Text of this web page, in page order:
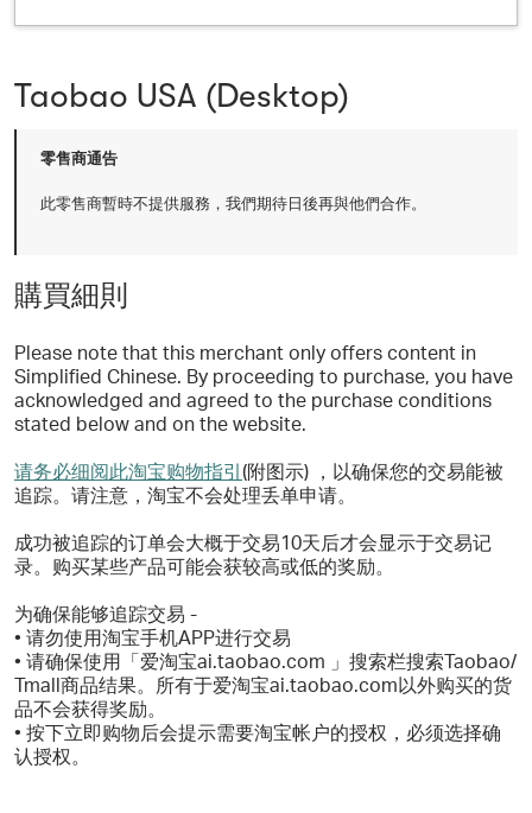
Taobao USA (Desktop)
零售商通告
此零售商暫時不提供服務，我們期待日後再與他們合作。
購買細則
Please note that this merchant only offers content in
Simplified Chinese. By proceeding to purchase, you have
acknowledged and agreed to the purchase conditions
stated below and on the website.
请务必细阅此淘宝购物指引(附图示) ，以确保您的交易能被
追踪。请注意，淘宝不会处理丢单申请。
成功被追踪的订单会大概于交易10天后才会显示于交易记
录。购买某些产品可能会获较高或低的奖励。
为确保能够追踪交易 -
• 请勿使用淘宝手机APP进行交易
• 请确保使用「爱淘宝ai.taobao.com 」搜索栏搜索Taobao/
Tmall商品结果。所有于爱淘宝ai.taobao.com以外购买的货
品不会获得奖励。
• 按下立即购物后会提示需要淘宝帐户的授权，必须选择确
认授权。